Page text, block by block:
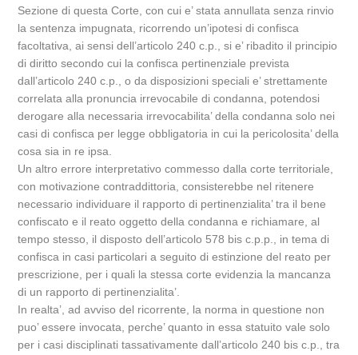
Sezione di questa Corte, con cui e’ stata annullata senza rinvio
la sentenza impugnata, ricorrendo un’ipotesi di confisca
facoltativa, ai sensi dell’articolo 240 c.p., si e’ ribadito il principio
di diritto secondo cui la confisca pertinenziale prevista
dall’articolo 240 c.p., o da disposizioni speciali e’ strettamente
correlata alla pronuncia irrevocabile di condanna, potendosi
derogare alla necessaria irrevocabilita’ della condanna solo nei
casi di confisca per legge obbligatoria in cui la pericolosita’ della
cosa sia in re ipsa.
Un altro errore interpretativo commesso dalla corte territoriale,
con motivazione contraddittoria, consisterebbe nel ritenere
necessario individuare il rapporto di pertinenzialita’ tra il bene
confiscato e il reato oggetto della condanna e richiamare, al
tempo stesso, il disposto dell’articolo 578 bis c.p.p., in tema di
confisca in casi particolari a seguito di estinzione del reato per
prescrizione, per i quali la stessa corte evidenzia la mancanza
di un rapporto di pertinenzialita’.
In realta’, ad avviso del ricorrente, la norma in questione non
puo’ essere invocata, perche’ quanto in essa statuito vale solo
per i casi disciplinati tassativamente dall’articolo 240 bis c.p., tra